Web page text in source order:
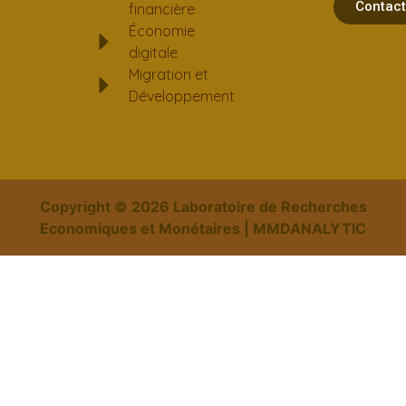
financière
Économie
digitale
Migration et
Développement
Contact
Copyright © 2026 Laboratoire de Recherches
Economiques et Monétaires | MMDANALYTIC